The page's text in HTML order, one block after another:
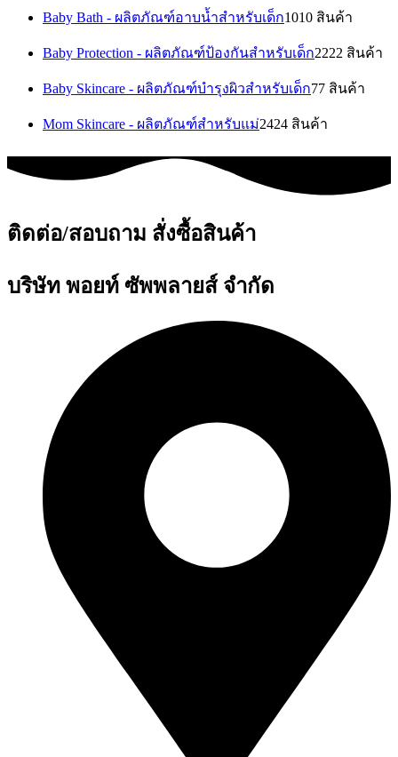
Baby Bath - ผลิตภัณฑ์อาบน้ำสำหรับเด็ก1010 สินค้า
Baby Protection - ผลิตภัณฑ์ป้องกันสำหรับเด็ก2222 สินค้า
Baby Skincare - ผลิตภัณฑ์บำรุงผิวสำหรับเด็ก77 สินค้า
Mom Skincare - ผลิตภัณฑ์สำหรับแม่2424 สินค้า
ติดต่อ/สอบถาม สั่งซื้อสินค้า
บริษัท พอยท์ ซัพพลายส์ จำกัด